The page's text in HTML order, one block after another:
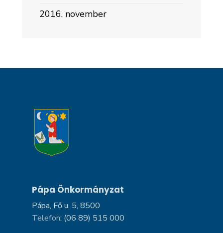
2016. november
Pápa Önkormányzat
Pápa, Fő u. 5, 8500
Telefon: (06 89) 515 000